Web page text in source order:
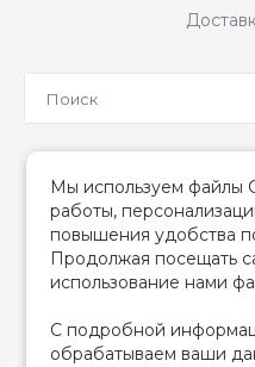
2026 © TIM (ТИМ)
Мы используем файлы
работы,
повышения удобства
Продолжая посещать
использование нами
С подробной
обрабатываем ваши